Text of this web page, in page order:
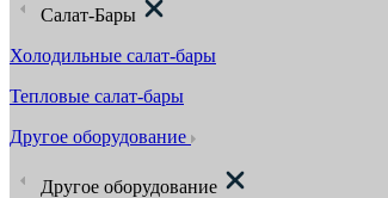
Салат-Бары
Холодильные салат-бары
Тепловые салат-бары
Другое оборудование
Другое оборудование